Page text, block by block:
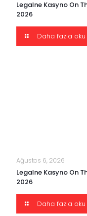
Legalne Kasyno On
2026
Daha fazla oku
Ağustos 6, 2026
Legalne Kasyno On
2026
Daha fazla oku